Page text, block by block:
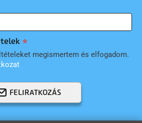
megismertem és elfogadom.
FELIRATKOZÁS